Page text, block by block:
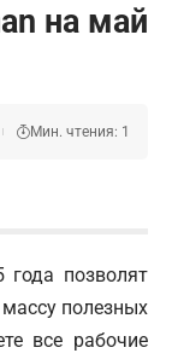
на май
Мин. чтения: 1
позволят
полезных
все рабочие